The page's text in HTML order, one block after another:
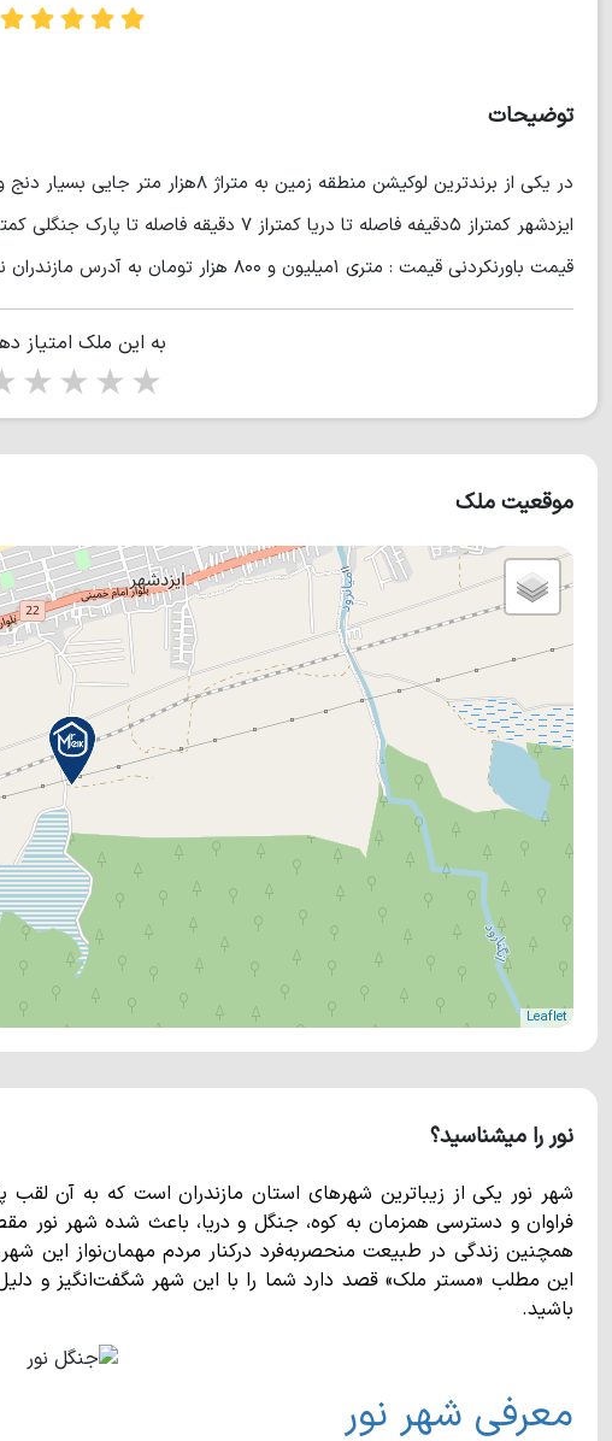
توضیحات
در یکی از برندترین لوکیشن منطقه زمین
قیمت باورنکردنی قیمت : متری ۱میلیون و ۸۰۰ هزار تومان به آدرس مازندران نور ایزدشهر
به این ملک امتیاز
5 stars
4 stars
3 stars
موقعیت ملک
Leaflet
نور را میشناسید؟
شهر نور یکی از زیباترین شهرهای استان مازندران است که به آن
فراوان و دسترسی همزمان به کوه، جنگل و دریا، باعث شده شهر نور
همچنین زندگی در طبیعت منحصربه‌فرد درکنار مردم مهمان‌نواز این
این مطلب «مستر ملک» قصد دارد شما را با این شهر شگفت‌انگیز و دلیل
باشید.
معرفی شهر نور